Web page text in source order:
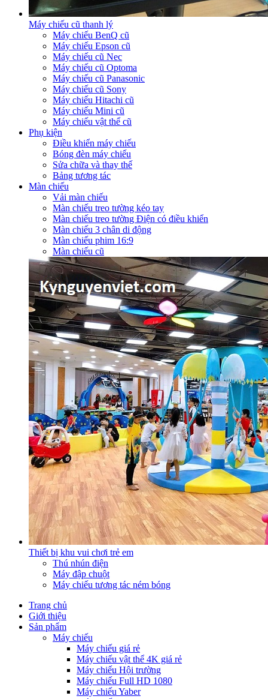
Máy chiếu cũ thanh lý
Máy chiếu BenQ cũ
Máy chiếu Epson cũ
Máy chiếu cũ Nec
Máy chiếu cũ Optoma
Máy chiếu cũ Panasonic
Máy chiếu cũ Sony
Máy chiếu Hitachi cũ
Máy chiếu Mini cũ
Máy chiếu vật thể cũ
Phụ kiện
Điều khiển máy chiếu
Bóng đèn máy chiếu
Sửa chữa và thay thế
Bảng tương tác
Màn chiếu
Vải màn chiếu
Màn chiếu treo tường kéo tay
Màn chiếu treo tường Điện có điều khiển
Màn chiếu 3 chân di động
Màn chiếu phim 16:9
Màn chiếu cũ
Thiết bị khu vui chơi trẻ em
Thú nhún điện
Máy đập chuột
Máy chiếu tương tác ném bóng
Trang chủ
Giới thiệu
Sản phẩm
Máy chiếu
Máy chiếu giá rẻ
Máy chiếu vật thể 4K giá rẻ
Máy chiếu Hội trường
Máy chiếu Full HD 1080
Máy chiếu Yaber